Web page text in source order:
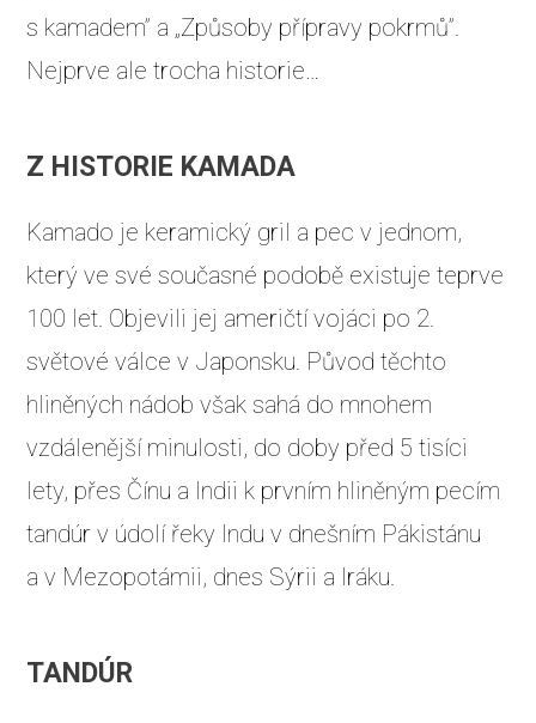
s kamadem” a „Způsoby přípravy pokrmů”.
Nejprve ale trocha historie…
Z HISTORIE KAMADA
Kamado je keramický gril a pec v jednom,
který ve své současné podobě existuje teprve
100 let. Objevili jej američtí vojáci po 2.
světové válce v Japonsku. Původ těchto
hliněných nádob však sahá do mnohem
vzdálenější minulosti, do doby před 5 tisíci
lety, přes Čínu a Indii k prvním hliněným pecím
tandúr v údolí řeky Indu v dnešním Pákistánu
a v Mezopotámii, dnes Sýrii a Iráku.
TANDÚR